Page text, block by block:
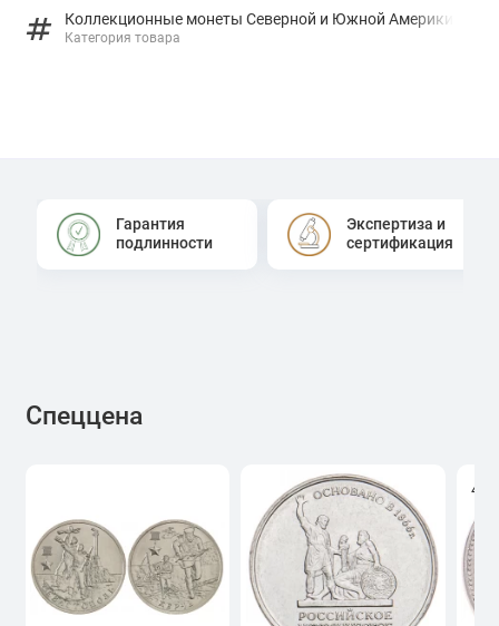
Коллекционные монеты Северной и Южной Америки
Категория товара
Гарантия
подлинности
Экспертиза и
сертификация
Спеццена
4.0